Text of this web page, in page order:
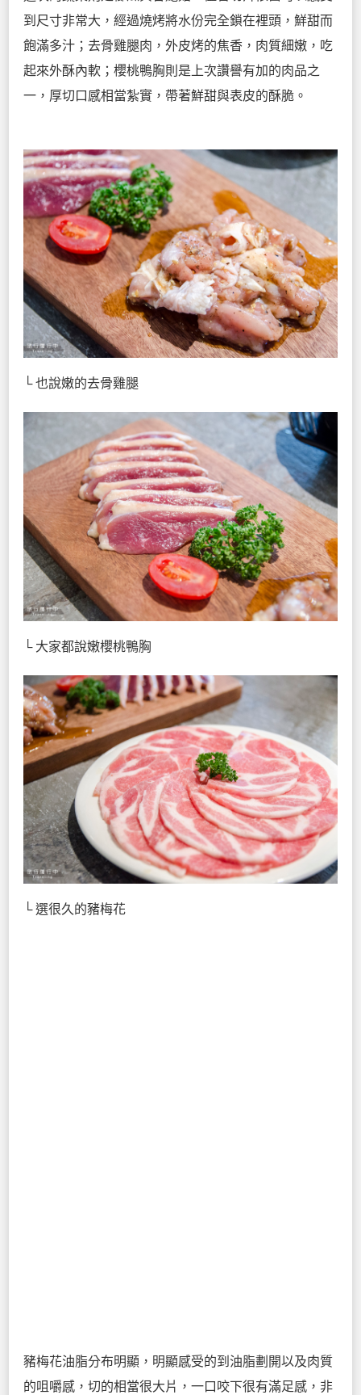
到尺寸非常大，經過燒烤將水份完全鎖在裡頭，鮮甜而
飽滿多汁；去骨雞腿肉，外皮烤的焦香，肉質細嫩，吃
起來外酥內軟；櫻桃鴨胸則是上次讚譽有加的肉品之
一，厚切口感相當紮實，帶著鮮甜與表皮的酥脆。
└ 也說嫩的去骨雞腿
└ 大家都說嫩櫻桃鴨胸
└ 選很久的豬梅花
豬梅花油脂分布明顯，明顯感受的到油脂劃開以及肉質
的咀嚼感，切的相當很大片，一口咬下很有滿足感，非